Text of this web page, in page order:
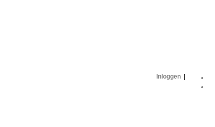
Inloggen